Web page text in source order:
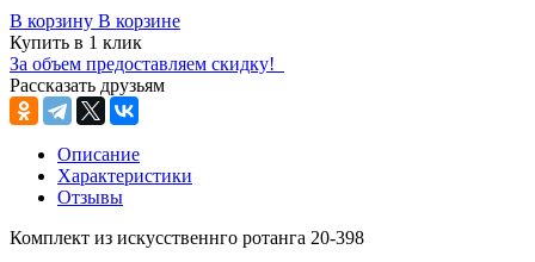
В корзину В корзине
Купить в 1 клик
За объем предоставляем скидку!
Рассказать друзьям
Описание
Характеристики
Отзывы
Комплект из искусственнго ротанга 20-398